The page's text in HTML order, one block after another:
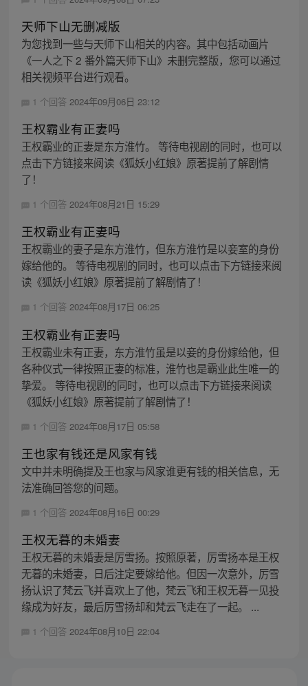
天师下山无删减版
为您找到一些与天师下山相关的内容。其中包括动画片
《一人之下 2 番外篇天师下山》未删完整版，您可以通过
相关视频平台进行观看。
1 个回答 2024年09月06日 23:12
王权霸业有正妻吗
王权霸业的正妻是东方淮竹。 等待电视剧的同时，也可以
点击下方链接来阅读《狐妖小红娘》原著提前了解剧情
了！
1 个回答 2024年08月21日 15:29
王权霸业有正妻吗
王权霸业的妻子是东方淮竹，但东方淮竹是以妾室的身份
嫁给他的。 等待电视剧的同时，也可以点击下方链接来阅
读《狐妖小红娘》原著提前了解剧情了！
1 个回答 2024年08月17日 06:25
王权霸业有正妻吗
王权霸业未有正妻，东方淮竹虽是以妾的身份嫁给他，但
各种仪式一律按照正妻的标准，淮竹也是霸业此生唯一的
挚爱。 等待电视剧的同时，也可以点击下方链接来阅读
《狐妖小红娘》原著提前了解剧情了！
1 个回答 2024年08月17日 05:58
王也家有钱还是风家有钱
文中并未明确提及王也家与风家谁更有钱的相关信息，无
法准确回答您的问题。
1 个回答 2024年08月16日 00:29
王权无暮的未婚妻
王权无暮的未婚妻是厉雪扬。按照原著，厉雪扬本是王权
无暮的未婚妻，日后注定要嫁给他。但因一次意外，厉雪
扬认识了梵云飞并喜欢上了他，梵云飞和王权无暮一见投
缘成为好友，最后厉雪扬却和梵云飞走在了一起。 ...
1 个回答 2024年08月10日 22:04